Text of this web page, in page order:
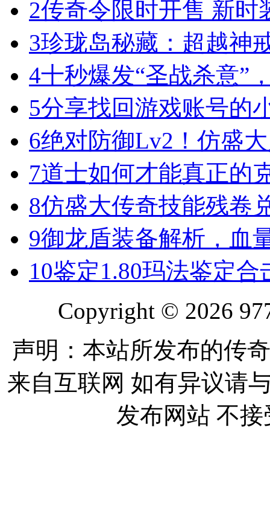
2传奇令限时开售 新时
3珍珑岛秘藏：超越神
4十秒爆发“圣战杀意”
5分享找回游戏账号的
6绝对防御Lv2！仿盛
7道士如何才能真正的
8仿盛大传奇技能残卷
9御龙盾装备解析，血
10鉴定1.80玛法鉴定
Copyright © 2026
声明：本站所发布的传
来自互联网 如有异议请
发布网站 不